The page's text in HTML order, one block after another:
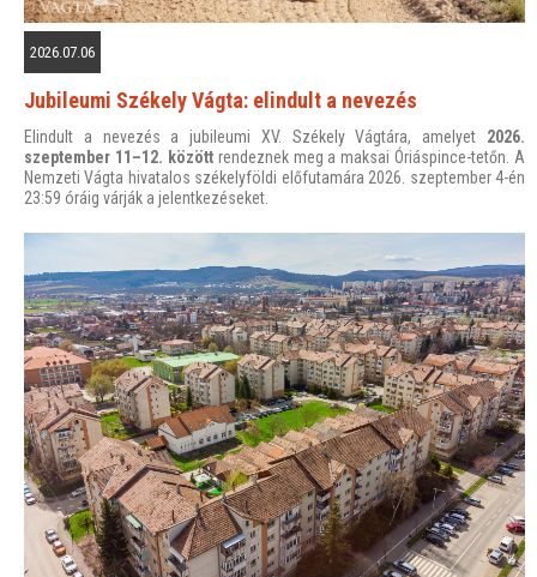
2026.07.06
Jubileumi Székely Vágta: elindult a nevezés
Elindult a nevezés a jubileumi XV. Székely Vágtára, amelyet 2026.
szeptember 11–12. közöttrendeznek meg a maksai Óriáspince-tetőn. A
Nemzeti Vágta hivatalos székelyföldi előfutamára 2026. szeptember 4-én
23:59 óráig várják a jelentkezéseket.